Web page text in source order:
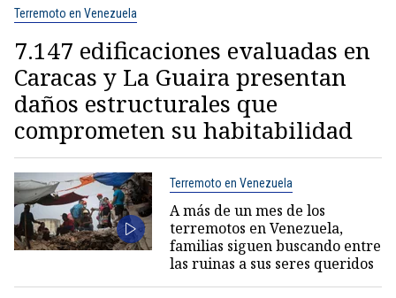
Terremoto en Venezuela
7.147 edificaciones evaluadas en
Caracas y La Guaira presentan
daños estructurales que
comprometen su habitabilidad
Terremoto en Venezuela
A más de un mes de los
terremotos en Venezuela,
familias siguen buscando entre
las ruinas a sus seres queridos